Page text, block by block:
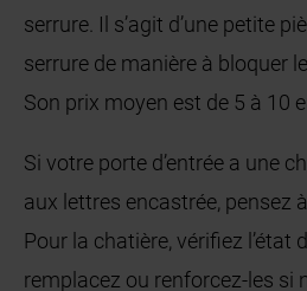
serrure. Il s’agit d’une petite
serrure de manière à bloquer
Son prix moyen est de 5 à 10
Si votre porte d’entrée a une
aux lettres encastrée, pensez
Pour la chatière, vérifiez l’état
remplacez ou renforcez-les si